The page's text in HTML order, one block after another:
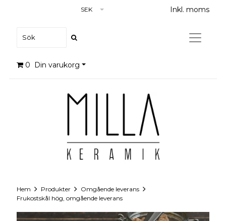
SEK Inkl. moms
0 Din varukorg
Hem Produkter
Omgående leverans
Frukostskål hög, omgående leverans